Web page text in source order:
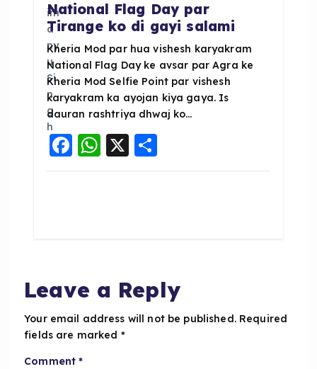
National Flag Day par
Tirange ko di gayi salami
Kheria Mod par hua vishesh karyakram
National Flag Day ke avsar par Agra ke
Kheria Mod Selfie Point par vishesh
karyakram ka ayojan kiya gaya. Is
dauran rashtriya dhwaj ko…
F
a
o
k
W
h
p
X S
h
Leave a Reply
Your email address will not be published. Required
fields are marked *
Comment*